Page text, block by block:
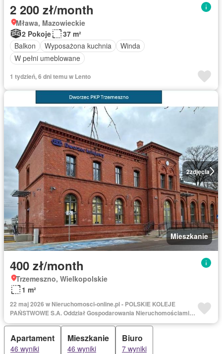
2 200 zł/month
Mława, Mazowieckie
2 Pokoje
37 m²
Balkon
Wyposażona kuchnia
Winda
W pełni umeblowane
1 tydzień, 6 dni temu w Lento
2zdjęcia
Mieszkanie
400 zł/month
Trzemeszno, Wielkopolskie
1 m²
22 maj 2026 w Nieruchomosci-online.pl - POLSKIE KOLEJE
PAŃSTWOWE S.A. Oddział Gospodarowania Nieruchomościami w
Poznaniu
Apartament
46 wyniki
Mieszkanie
46 wyniki
Biuro
7 wyniki